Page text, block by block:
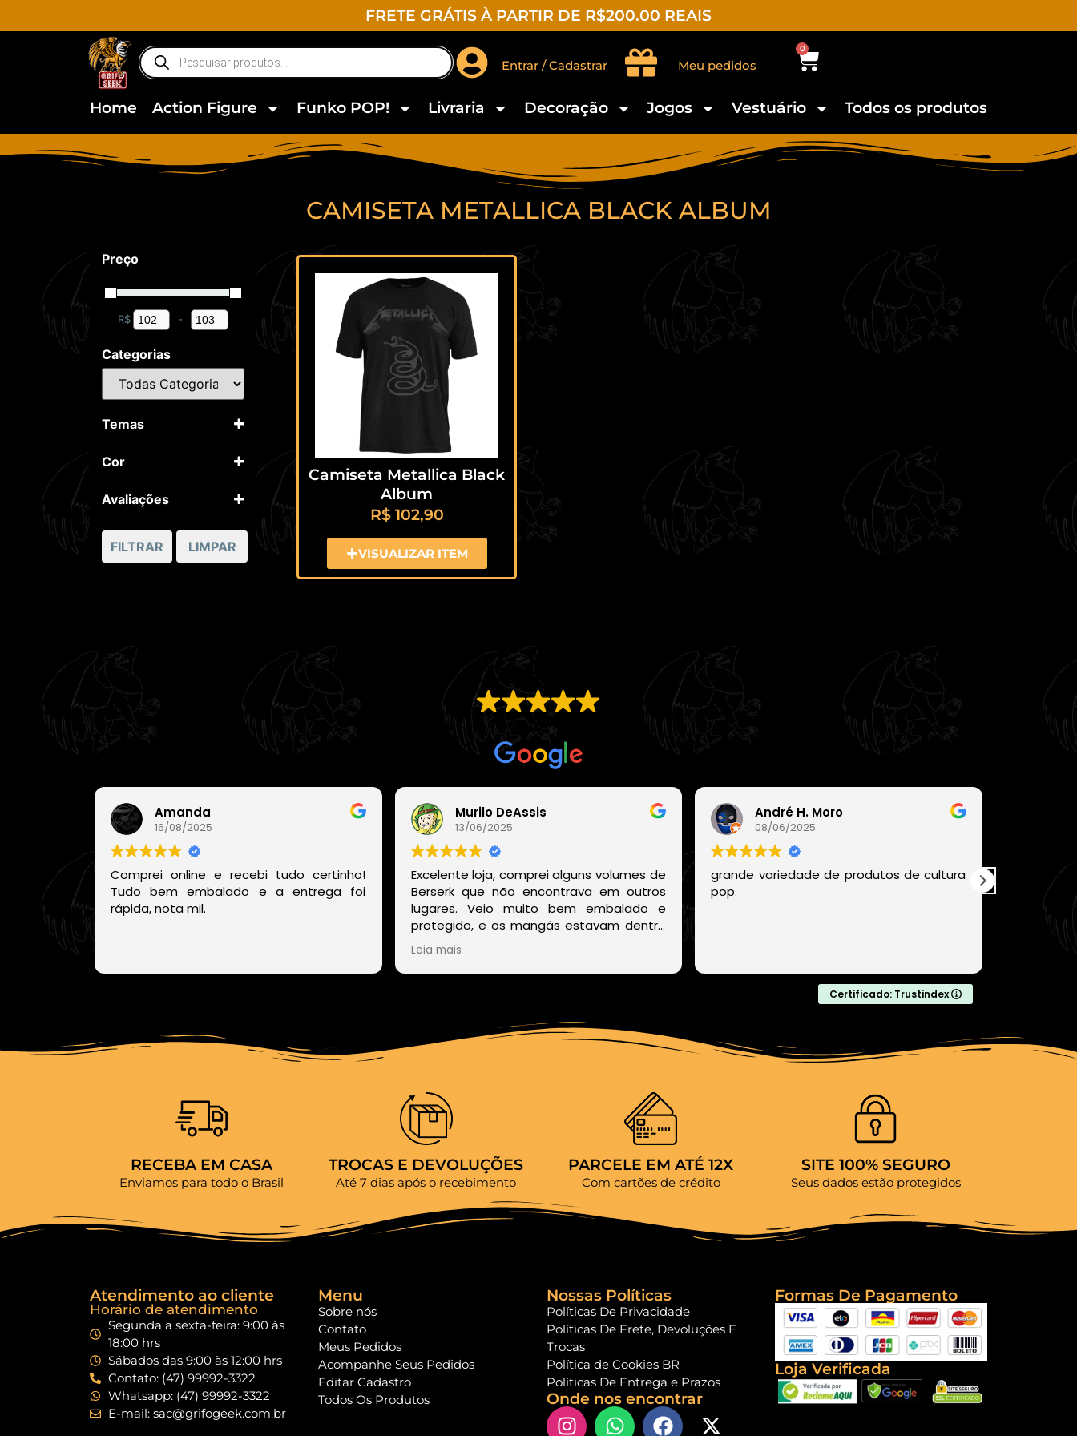
FRETE GRÁTIS À PARTIR DE R$200.00 REAIS
Entrar / Cadastrar Meu pedidos
0
Home Action Figure Funko POP! Livraria Decoração Jogos Vestuário Todos os produtos
CAMISETA METALLICA BLACK ALBUM
Preço
R$ Minimum Price
-Maximum Price
Categorias
Temas
Cor
Avaliações
3 ou mais
FILTRAR LIMPAR
Camiseta Metallica Black
Album
R$102,90
VISUALIZAR ITEM
EXCELENTE
Com base em 21 avaliações
Amanda
16/08/2025
Comprei online e recebi tudo certinho!
Tudo bem embalado e a entrega foi
rápida, nota mil.
Murilo DeAssis
13/06/2025
Excelente loja, comprei alguns volumes de
Berserk que não encontrava em outros
lugares. Veio muito bem embalado e
protegido, e os mangás estavam dentro
de um embrulho muito bonito. E o site
deles também é muito fácil de encontrar
os volumes disponíveis sem precisar ficar
Leia mais
André H. Moro
08/06/2025
grande variedade de produtos de cultura
pop.
chegou
com
com
comprar
Certificado: Trustindex
RECEBA EM CASA
Enviamos para todo o Brasil
TROCAS E DEVOLUÇÕES
Até 7 dias após o recebimento
PARCELE EM ATÉ 12X
Com cartões de crédito
SITE 100% SEGURO
Seus dados estão protegidos
Atendimento ao cliente
Horário de atendimento
Segunda a sexta-feira: 9:00 às
18:00 hrs
Sábados das 9:00 às 12:00 hrs
Contato: (47) 99992-3322
Whatsapp: (47) 99992-3322
E-mail: sac@grifogeek.com.br
Menu
Sobre nós
Contato
Meus Pedidos
Acompanhe Seus Pedidos
Editar Cadastro
Todos Os Produtos
Nossas Políticas
Políticas De Privacidade
Políticas De Frete, Devoluções E
Trocas
Política de Cookies BR
Políticas De Entrega e Prazos
Onde nos encontrar
Formas De Pagamento
Loja Verificada